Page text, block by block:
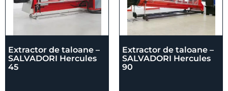
Extractor de taloane –
SALVADORI Hercules
45
Extractor de taloane –
SALVADORI Hercules
90